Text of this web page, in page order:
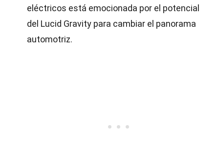
eléctricos está emocionada por el potencial
del Lucid Gravity para cambiar el panorama
automotriz.